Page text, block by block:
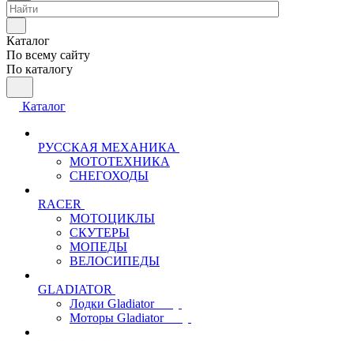
Каталог
По всему сайту
По каталогу
Каталог
РУССКАЯ МЕХАНИКА
МОТОТЕХНИКА
СНЕГОХОДЫ
RACER
МОТОЦИКЛЫ
СКУТЕРЫ
МОПЕДЫ
ВЕЛОСИПЕДЫ
GLADIATOR
Лодки Gladiator
Моторы Gladiator